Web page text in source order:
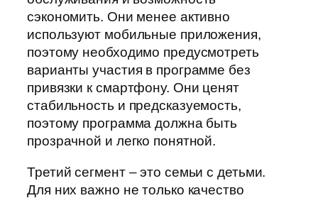
сэкономить. Они менее активно
используют мобильные приложения,
поэтому необходимо предусмотреть
варианты участия в программе без
привязки к смартфону. Они ценят
стабильность и предсказуемость,
поэтому программа должна быть
прозрачной и легко понятной.
Третий сегмент – это семьи с детьми.
Для них важно не только качество